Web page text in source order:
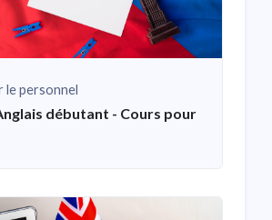
le personnel
débutant - Cours pour le